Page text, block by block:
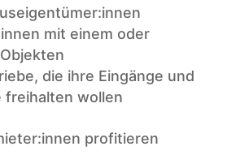
mit einem oder
die ihre Eingänge und
freihalten wollen
profitieren